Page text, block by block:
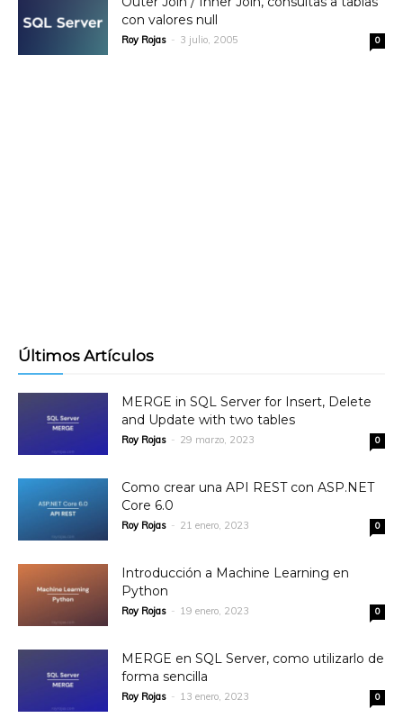
con valores null
Roy Rojas - 3 julio, 2005 0
Últimos Artículos
MERGE in SQL Server for Insert, Delete
and Update with two tables
Roy Rojas - 29 marzo, 2023 0
Como crear una API REST con ASP.NET
Core 6.0
Roy Rojas - 21 enero, 2023 0
Introducción a Machine Learning en
Python
Roy Rojas - 19 enero, 2023 0
MERGE en SQL Server, como utilizarlo de
forma sencilla
Roy Rojas - 13 enero, 2023 0